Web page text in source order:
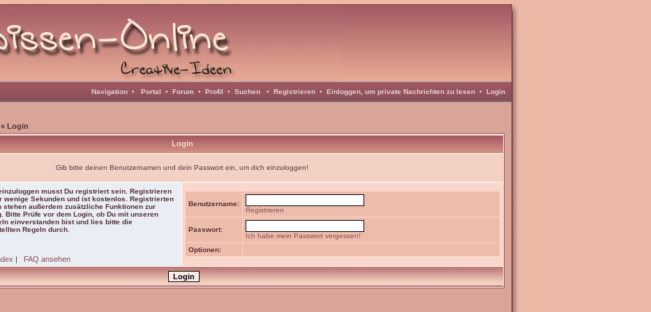
Navigation • Portal • Forum • Profil • Suchen • Registrieren • Einloggen, um private Nachrichten zu lesen • Login
» Login
Login
Gib bitte deinen Benutzernamen und dein Passwort ein, um dich einzuloggen!
musst Du registriert sein. Registrieren
wenige Sekunden und ist kostenlos. Registrierten
stehen außerdem zusätzliche Funktionen zur
Bitte Prüfe vor dem Login, ob Du mit unseren
einverstanden bist und lies bitte die
Regeln durch.
| FAQ ansehen
Benutzername:
Registrieren
Passwort:
Ich habe mein Passwort vergessen!
Optionen: